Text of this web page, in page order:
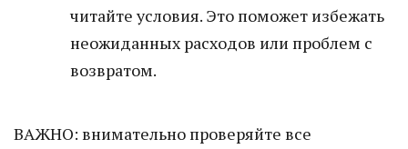
читайте условия. Это поможет избежать
неожиданных расходов или проблем с
возвратом.
ВАЖНО: внимательно проверяйте все